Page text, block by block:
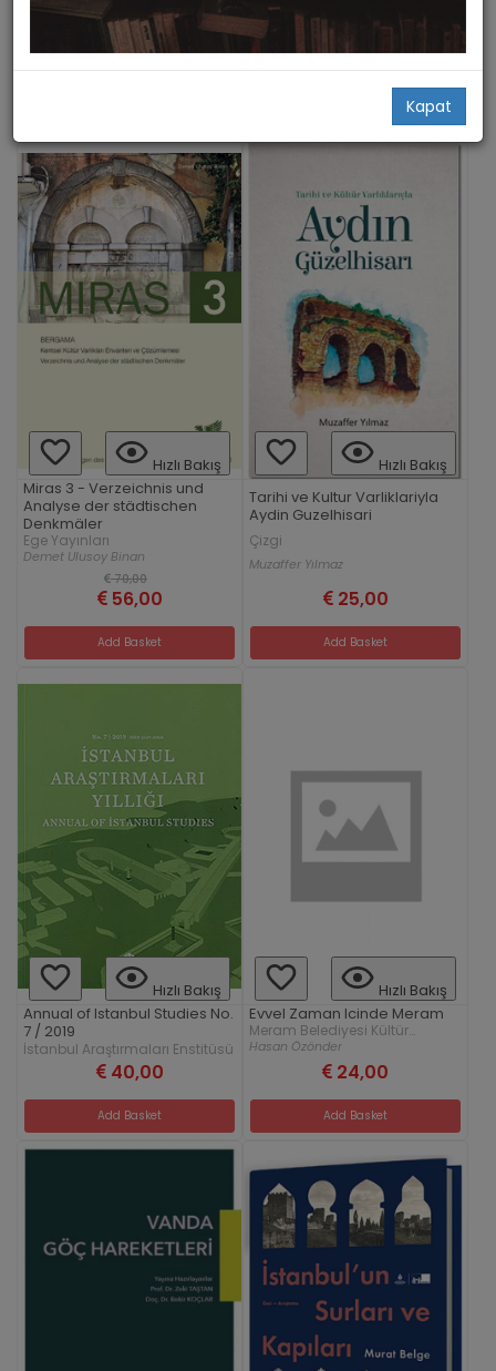
Kapat
Ege Yayınları
26,00
Ege Yayınları
Turan Takaoğlu
30,50
27,50
Hızlı Bakış
Miras 3 - Verzeichnis und
Analyse der städtischen
Denkmäler
Ege Yayınları
Demet Ulusoy Binan
70,00
56,00
Add Basket
Hızlı Bakış
Tarihi ve Kultur Varliklariyla
Aydin Guzelhisari
Çizgi
Muzaffer Yılmaz
25,00
Add Basket
Hızlı Bakış
Annual of Istanbul Studies No.
7 / 2019
İstanbul Araştırmaları Enstitüsü
40,00
Add Basket
Hızlı Bakış
Evvel Zaman Icinde Meram
Meram Belediyesi Kültür
Yayınları
Hasan Özönder
24,00
Add Basket